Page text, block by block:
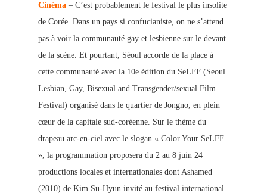
Cinéma – C’est probablement le festival le plus insolite
de Corée. Dans un pays si confucianiste, on ne s’attend
pas à voir la communauté gay et lesbienne sur le devant
de la scène. Et pourtant, Séoul accorde de la place à
cette communauté avec la 10e édition du SeLFF (Seoul
Lesbian, Gay, Bisexual and Transgender/sexual Film
Festival) organisé dans le quartier de Jongno, en plein
cœur de la capitale sud-coréenne. Sur le thème du
drapeau arc-en-ciel avec le slogan « Color Your SeLFF
», la programmation proposera du 2 au 8 juin 24
productions locales et internationales dont Ashamed
(2010) de Kim Su-Hyun invité au festival international